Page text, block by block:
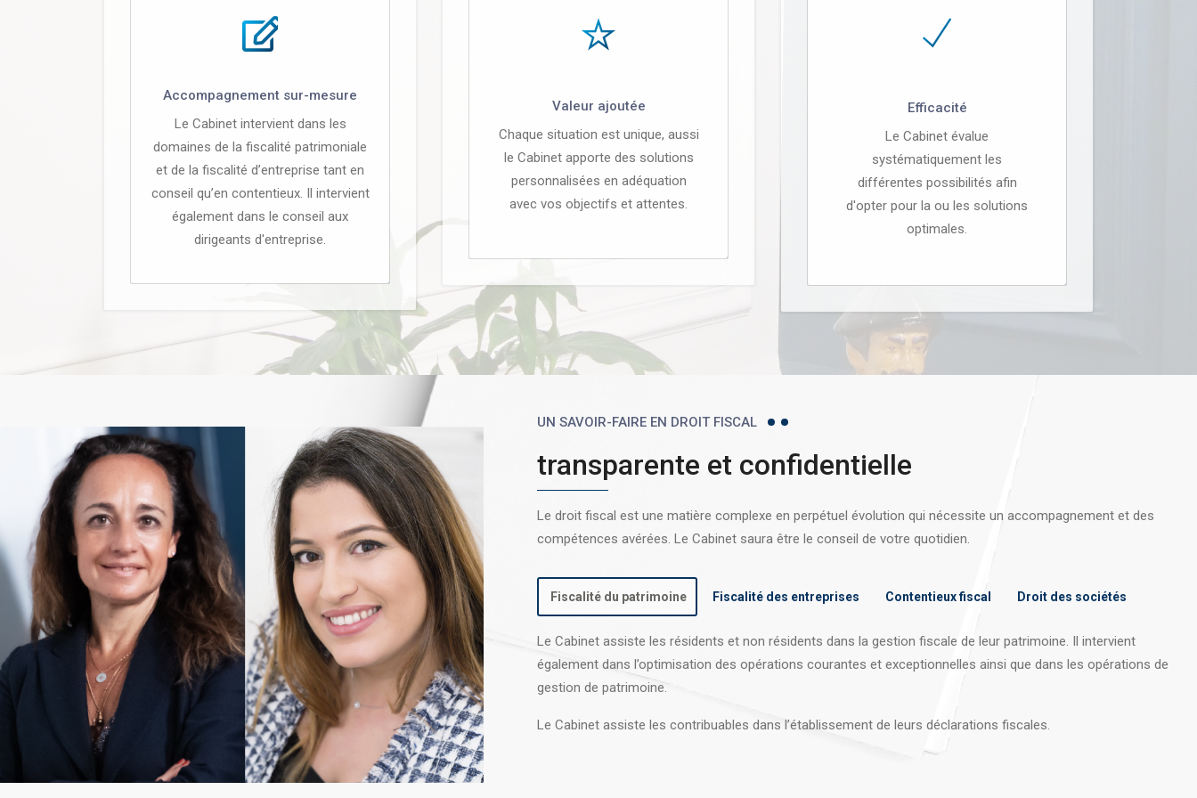
Accompagnement sur-mesure
Le Cabinet intervient dans les
domaines de la fiscalité patrimoniale
et de la fiscalité d’entreprise tant en
conseil qu’en contentieux. Il intervient
également dans le conseil aux
dirigeants d'entreprise.
Valeur ajoutée
Chaque situation est unique, aussi
le Cabinet apporte des solutions
personnalisées en adéquation
avec vos objectifs et attentes.
Efficacité
Le Cabinet évalue
systématiquement les
différentes possibilités afin
d'opter pour la ou les solutions
optimales.
UN SAVOIR-FAIRE EN DROIT FISCAL
transparente et confidentielle
Le droit fiscal est une matière complexe en perpétuel évolution qui nécessite un accompagnement et des
compétences avérées. Le Cabinet saura être le conseil de votre quotidien.
Fiscalité du patrimoine Fiscalité des entreprises Contentieux fiscal Droit des sociétés
Le Cabinet assiste les résidents et non résidents dans la gestion fiscale de leur patrimoine. Il intervient
également dans l’optimisation des opérations courantes et exceptionnelles ainsi que dans les opérations de
gestion de patrimoine.
Le Cabinet assiste les contribuables dans l’établissement de leurs déclarations fiscales.